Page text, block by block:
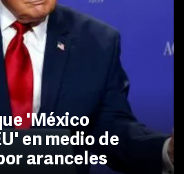
'México
en medio de
aranceles